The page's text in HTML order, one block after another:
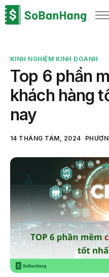
Sản phẩm
Bảng giá
Blog
Thông tin thuế
Về chúng tôi
KINH NGHIỆM KINH DOANH
Top 6 phần
khách hàng
nay
14 THÁNG TÁM, 2024